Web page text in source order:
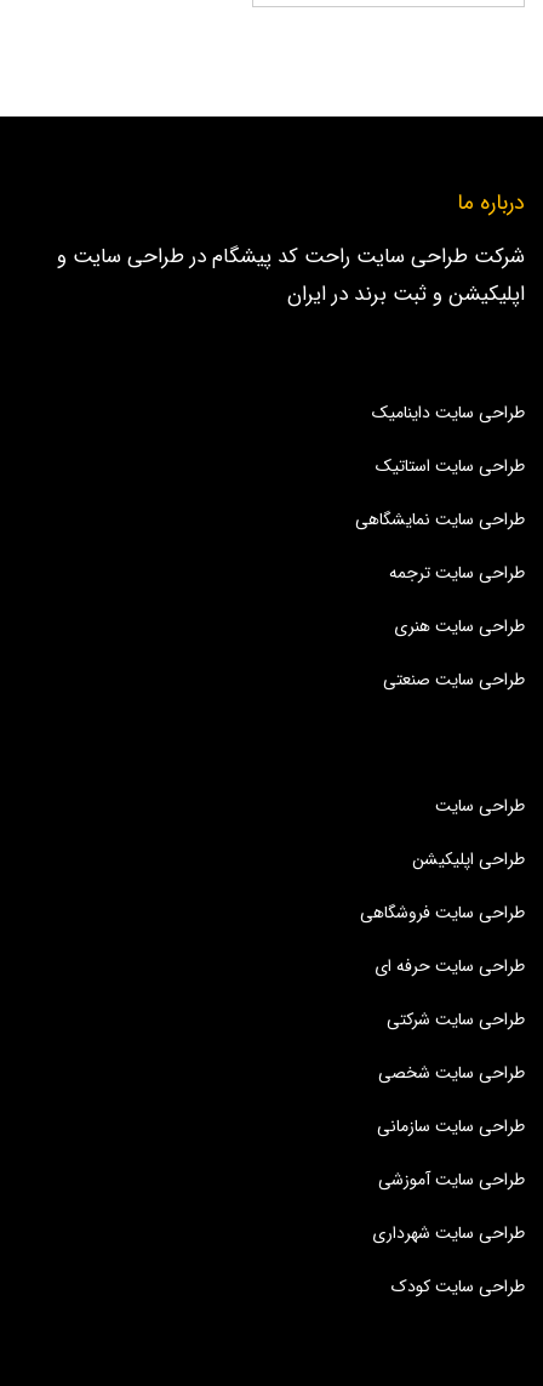
درباره ما
شرکت طراحی سایت راحت کد پیشگام در طراحی سایت و
اپلیکیشن و ثبت برند در ایران
طراحی سایت داینامیک
طراحی سایت استاتیک
طراحی سایت نمایشگاهی
طراحی سایت ترجمه
طراحی سایت هنری
طراحی سایت صنعتی
طراحی سایت
طراحی اپلیکیشن
طراحی سایت فروشگاهی
طراحی سایت حرفه ای
طراحی سایت شرکتی
طراحی سایت شخصی
طراحی سایت سازمانی
طراحی سایت آموزشی
طراحی سایت شهرداری
طراحی سایت کودک